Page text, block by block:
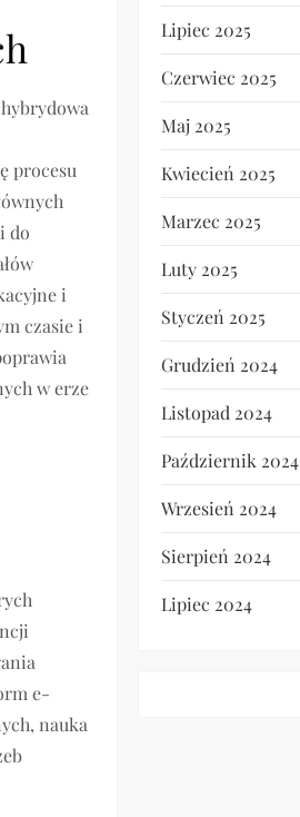
procesu
do
i
czasie i
w erze
e-
nauka
Lipiec 2025
Czerwiec 2025
Maj 2025
Kwiecień 2025
Marzec 2025
Luty 2025
Styczeń 2025
Grudzień 2024
Listopad 2024
Październik 2024
Wrzesień 2024
Sierpień 2024
Lipiec 2024